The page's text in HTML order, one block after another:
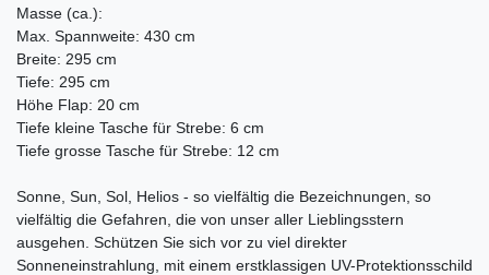
Masse (ca.):
Max. Spannweite: 430 cm
Breite: 295 cm
Tiefe: 295 cm
Höhe Flap: 20 cm
Tiefe kleine Tasche für Strebe: 6 cm
Tiefe grosse Tasche für Strebe: 12 cm
Sonne, Sun, Sol, Helios - so vielfältig die Bezeichnungen, so
vielfältig die Gefahren, die von unser aller Lieblingsstern
ausgehen. Schützen Sie sich vor zu viel direkter
Sonneneinstrahlung, mit einem erstklassigen UV-Protektionsschild